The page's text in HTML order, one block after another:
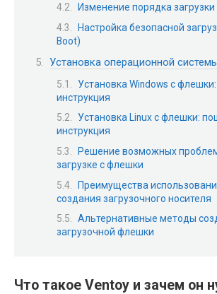
Изменение порядка загрузки
Настройка безопасной
Boot)
Установка операционной
Установка Windows с
инструкция
Установка Linux с флешки:
инструкция
Решение возможных
загрузке с флешки
Преимущества
создания загрузочного носителя
Альтернативные методы
загрузочной флешки
Что такое Ventoy и зачем он